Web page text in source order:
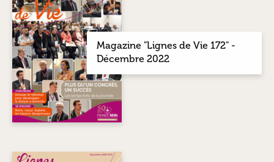
Magazine "Lignes de Vie 172" -
Décembre 2022